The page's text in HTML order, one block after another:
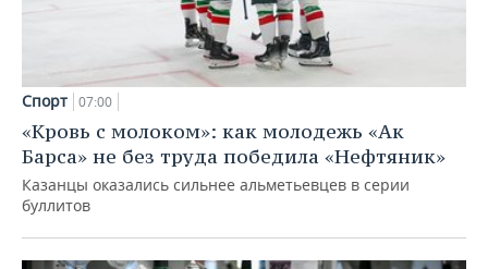
Спорт 07:00
«Кровь с молоком»: как молодежь «Ак
Барса» не без труда победила «Нефтяник»
Казанцы оказались сильнее альметьевцев в серии
буллитов